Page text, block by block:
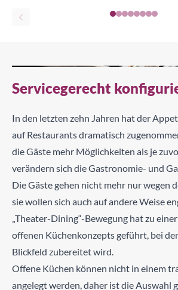
Servicegerecht
In den letzten zehn Jahren hat der
auf Restaurants dramatisch
die Gäste mehr Möglichkeiten als je
verändern sich die Gastronomie- und
Die Gäste gehen nicht mehr nur wegen
sie wollen sich auch auf andere Weise
„Theater-Dining“-Bewegung hat zu
offenen Küchenkonzepts geführt, bei
Blickfeld zubereitet wird.
Offene Küchen können nicht in einem
angelegt werden, daher ist die Auswahl